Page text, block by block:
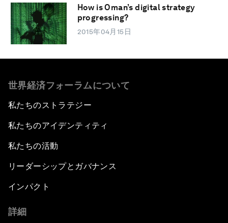
How is Oman’s digital strategy
progressing?
2015年04月15日
世界経済フォーラムについて
私たちのストラテジー
私たちのアイデンティティ
私たちの活動
リーダーシップとガバナンス
インパクト
詳細